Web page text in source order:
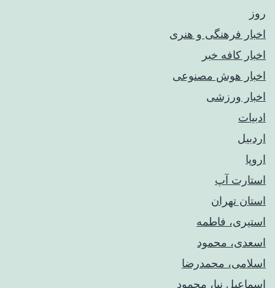
روز
اخبار فرهنگی و هنری
اخبار کافه خبر
اخبار هوش مصنوعی
اخبار ورزشی
ادبیات
اردبیل
اروپا
استارت آپ
استان تهران
استیری، فاطمه
اسعدی، محمود
اسلامی، محمدرضا
اسماعیل نیا، محمود